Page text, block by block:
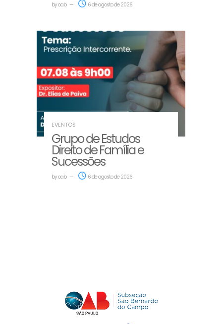
byoab 6 de agosto de 2026
EVENTOS
Grupo de Estudos
Direito de Família e
Sucessões
byoab 6 de agosto de 2026